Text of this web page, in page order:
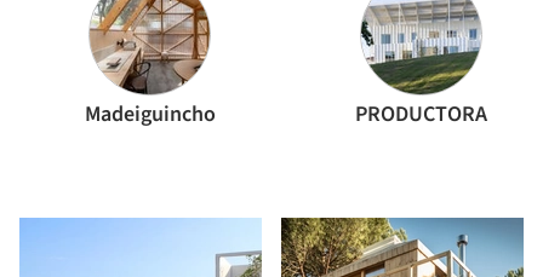
Madeiguincho PRODUCTORA